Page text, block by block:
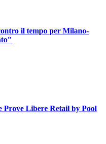
il tempo per Milano-
Prove Libere Retail by Pool